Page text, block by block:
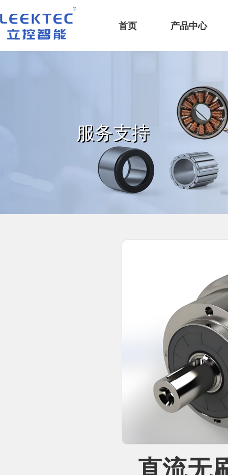
深圳市立控智能科技有限公司
首页
产品中心
服务支持